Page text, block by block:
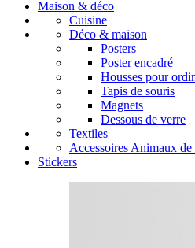
Maison & déco
Cuisine
Déco & maison
Posters
Poster encadré
Housses pour
Tapis de souris
Magnets
Dessous de verre
Textiles
Accessoires Animaux
Stickers